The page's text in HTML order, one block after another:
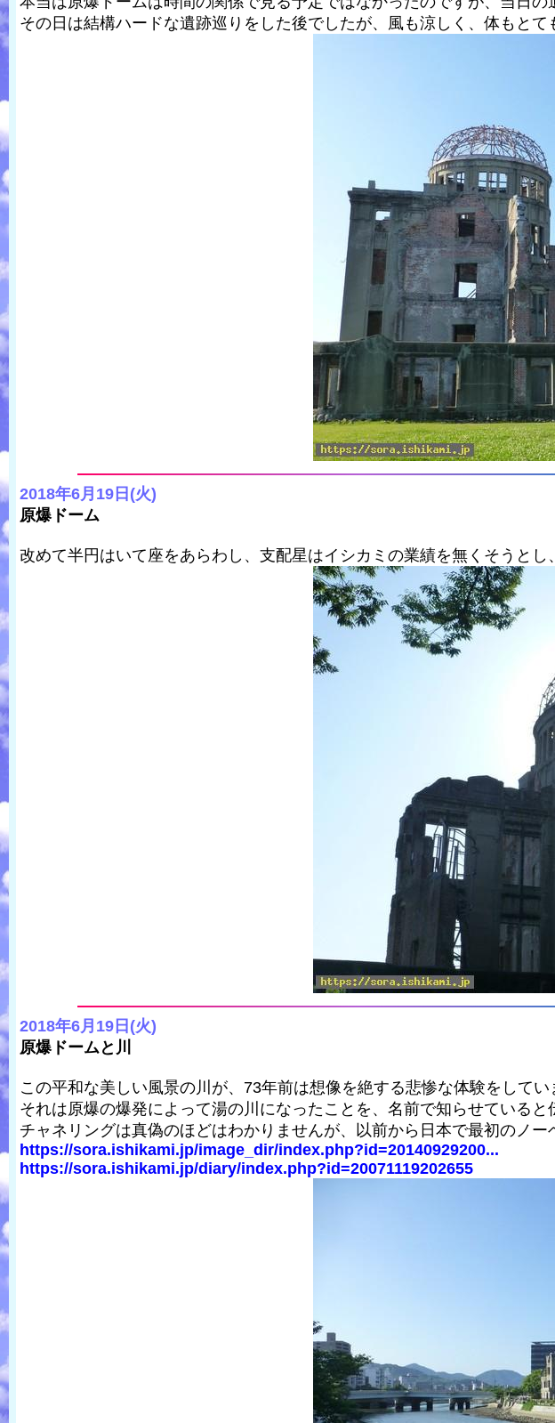
その日は結構ハードな遺跡巡りをした後でしたが、風も涼しく、体もとて
2018年6月19日(火)
原爆ドーム
改めて半円はいて座をあらわし、支配星はイシカミの業績を無くそうと
2018年6月19日(火)
原爆ドームと川
この平和な美しい風景の川が、73年前は想像を絶する悲惨な体験をしてい
それは原爆の爆発によって湯の川になったことを、名前で知らせていると
チャネリングは真偽のほどはわかりませんが、以前から日本で最初のノ
https://sora.ishikami.jp/image_dir/index.php?id=20140929200...
https://sora.ishikami.jp/diary/index.php?id=20071119202655